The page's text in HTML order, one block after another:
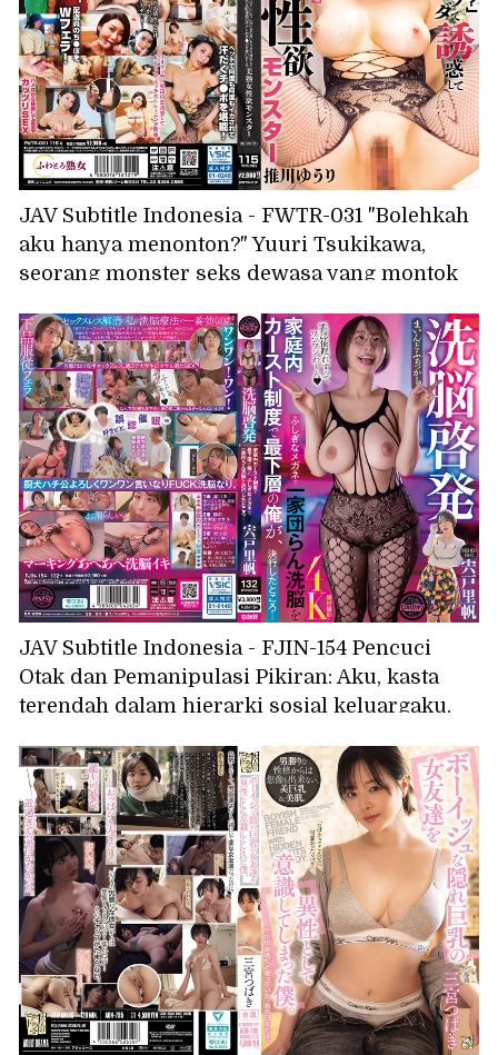
orgasme! Minori Ozaki
JAV Subtitle Indonesia - FWTR-031 "Bolehkah
aku hanya menonton?" Yuuri Tsukikawa,
seorang monster seks dewasa yang montok
para kurir yang mengunjungi rumahnya.
JAV Subtitle Indonesia - FJIN-154 Pencuci
Otak dan Pemanipulasi Pikiran: Aku, kasta
terendah dalam hierarki sosial keluargaku,
sepasang kacamata misterius... Riho Shishido